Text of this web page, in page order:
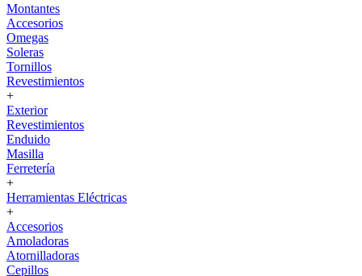
Montantes
Accesorios
Omegas
Soleras
Tornillos
Revestimientos
+
Exterior
Revestimientos
Enduido
Masilla
Ferretería
+
Herramientas Eléctricas
+
Accesorios
Amoladoras
Atornilladoras
Cepillos